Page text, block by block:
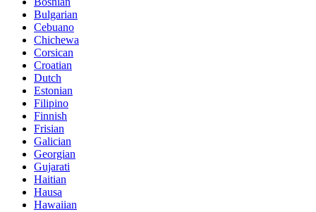
Bulgarian
Cebuano
Chichewa
Corsican
Croatian
Dutch
Estonian
Filipino
Finnish
Frisian
Galician
Georgian
Gujarati
Haitian
Hausa
Hawaiian